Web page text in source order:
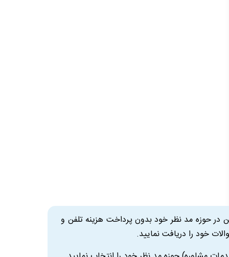
در حوزه مد نظر خود بدون پرداخت هزینه تلفن و
خود را دریافت نمایید.